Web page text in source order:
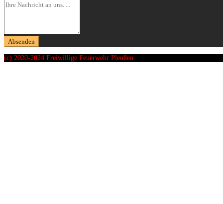
(c) 2020-2024 Freiwillige Feuerwehr Pleußen